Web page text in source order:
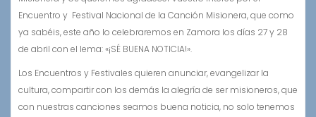
Encuentro y Festival Nacional de la Canción Misionera, que como
ya sabéis, este año lo celebraremos en Zamora los días 27 y 28
de abril con el lema: «¡SÉ BUENA NOTICIA!».
Los Encuentros y Festivales quieren anunciar, evangelizar la
cultura, compartir con los demás la alegría de ser misioneros, que
con nuestras canciones seamos buena noticia, no solo tenemos